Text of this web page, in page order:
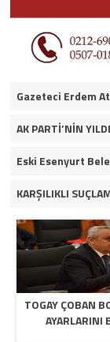
AK PARTİ’NİN
TOGAY ÇOBAN
AYARLARINI